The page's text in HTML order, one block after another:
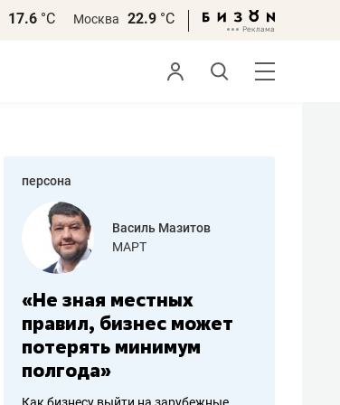
17.6 °С Москва 22.9 °С
персона
Роман Ободец
«Готовые решения»
«Мне лучше
не заработать вообще,
чем потерять
репутацию»